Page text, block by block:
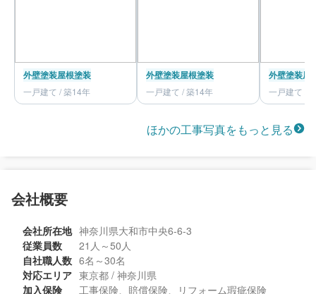
外壁塗装屋根塗装
一戸建て / 築14年
外壁塗装屋根塗装
一戸建て / 築14年
外壁塗装屋
一戸建て /
ほかの工事写真をもっと見る
会社概要
会社所在地 神奈川県大和市中央6-6-3
従業員数
21人～50人
自社職人数 6名～30名
対応エリア 東京都 / 神奈川県
加入保険
工事保険、賠償保険、リフォーム瑕疵保険